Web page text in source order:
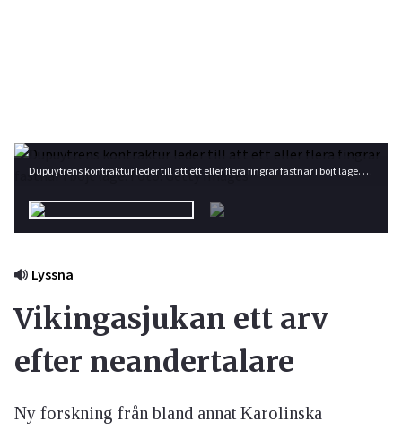
Dupuytrens kontraktur leder till att ett eller flera fingrar fastnar i böjt läge. Foto: Getty Images
Lyssna
Vikingasjukan ett arv
efter neandertalare
Ny forskning från bland annat Karolinska